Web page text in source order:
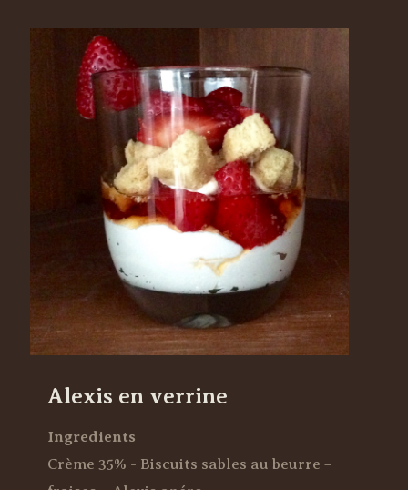
Alexis en verrine
Ingredients
Crème 35% - Biscuits sables au beurre –